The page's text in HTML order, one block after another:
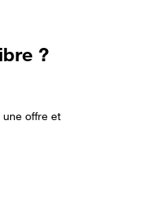
?
une offre et